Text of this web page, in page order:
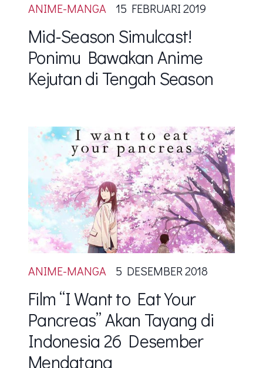
ANIME-MANGA 15 FEBRUARI 2019
Mid-Season Simulcast!
Ponimu Bawakan Anime
Kejutan di Tengah Season
ANIME-MANGA 5 DESEMBER 2018
Film “I Want to Eat Your
Pancreas” Akan Tayang di
Indonesia 26 Desember
Mendatang